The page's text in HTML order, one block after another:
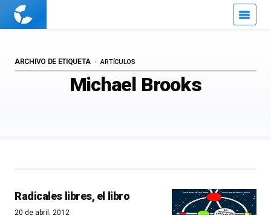
Cuaderno
Michael Brooks
ARCHIVO DE ETIQUETA ARTÍCULOS
Radicales libres, el libro
20 de abril, 2012